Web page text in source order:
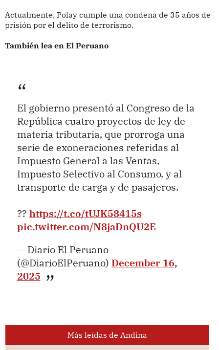
Actualmente, Polay cumple una condena de 35 años de
prisión por el delito de terrorismo.
También lea en El Peruano
El gobierno presentó al Congreso de la
República cuatro proyectos de ley de
materia tributaria, que prorroga una
serie de exoneraciones referidas al
Impuesto General a las Ventas,
Impuesto Selectivo al Consumo, y al
transporte de carga y de pasajeros.
?? https://t.co/tUJK58415s
pic.twitter.com/N8jaDnQU2E
— Diario El Peruano
(@DiarioElPeruano) December 16,
2025
Más leídas de Andina